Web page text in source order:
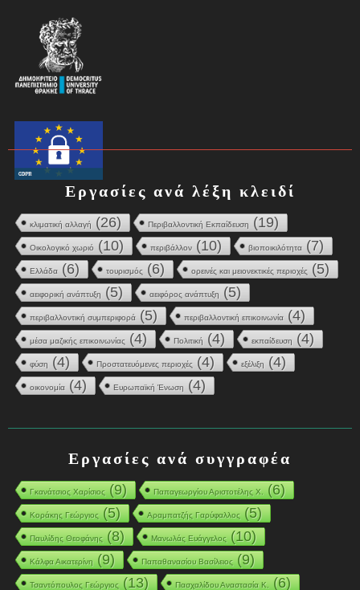
ν
Εργασίες ανά λέξη κλειδί
κλιματική αλλαγή (26) Περιβαλλοντική Εκπαίδευση (19)
Οικολογικό χωριό (10) περιβάλλον (10) βιοποικιλότητα (7)
Ελλάδα (6) τουρισμός (6) ορεινές και μειονεκτικές περιοχές (5)
αειφορική ανάπτυξη (5) αειφόρος ανάπτυξη (5)
περιβαλλοντική συμπεριφορά (5) περιβαλλοντική επικοινωνία (4)
μέσα μαζικής επικοινωνίας (4) Πολιτική (4) εκπαίδευση (4)
φύση (4) Προστατευόμενες περιοχές (4) εξέλιξη (4)
οικονομία (4) Ευρωπαϊκή Ένωση (4)
Εργασίες ανά συγγραφέα
Γκανάτσιος Χαρίσιος(9) Παπαγεωργίου Αριστοτέλης Χ. (6)
Κοράκης Γεώργιος(5) Αραμπατζής Γαρύφαλλος(5)
Παυλίδης Θεοφάνης(8) Μανωλάς Ευάγγελος(10)
Κάλφα Αικατερίνη(9) Παπαθανασίου Βασίλειος(9)
Τσαντόπουλος Γεώργιος(13) Πασχαλίδου Αναστασία Κ. (6)